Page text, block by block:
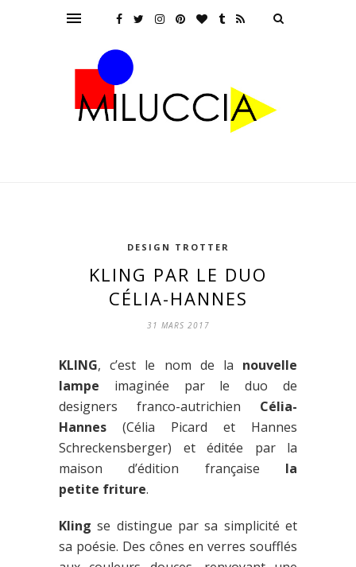
DESIGN TROTTER
KLING PAR LE DUO
CÉLIA-HANNES
31 MARS 2017
KLING, c’est le nom de la nouvelle
lampe imaginée par le duo de
designers franco-autrichien Célia-
Hannes (Célia Picard et Hannes
Schreckensberger) et éditée par la
maison d’édition française la
petite friture.
Kling se distingue par sa simplicité et
sa poésie. Des cônes en verres soufflés